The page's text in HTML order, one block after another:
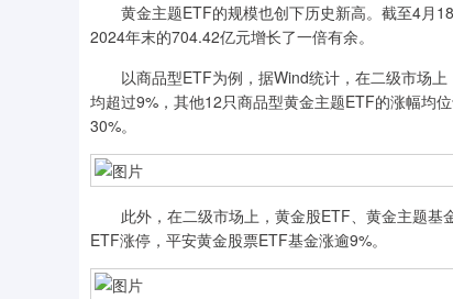
黄金主题ETF的规模也创下历史新高。截至4月
2024年末的704.42亿元增长了一倍有余。
以商品型ETF为例，据Wind统计，在二级市场上
均超过9%，其他12只商品型黄金主题ETF的涨幅均
30%。
此外，在二级市场上，黄金股ETF、黄金主题基
ETF涨停，平安黄金股票ETF基金涨逾9%。